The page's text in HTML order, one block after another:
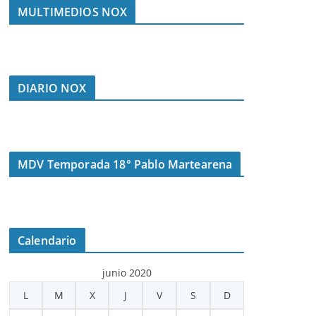
MULTIMEDIOS NOX
DIARIO NOX
MDV Temporada 18° Pablo Martearena
Calendario
junio 2020
L
M X J V S D